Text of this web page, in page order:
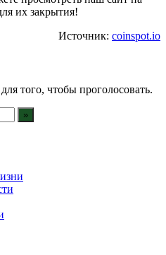
их закрытия!
Источник: coinspot.io
для того, чтобы проголосовать.